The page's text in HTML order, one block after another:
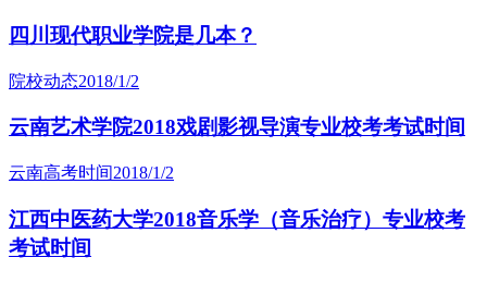
四川现代职业学院是几本？
院校动态2018/1/2
云南艺术学院2018戏剧影视导演专业校考考试时间
云南高考时间2018/1/2
江西中医药大学2018音乐学（音乐治疗）专业校考
考试时间